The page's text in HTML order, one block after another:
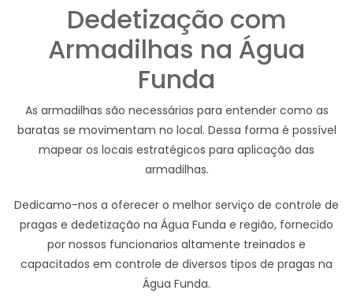
Dedetização com
Armadilhas na Água
Funda
As armadilhas são necessárias para entender como as
baratas se movimentam no local. Dessa forma é possível
mapear os locais estratégicos para aplicação das
armadilhas.
Dedicamo-nos a oferecer o melhor serviço de controle de
pragas e dedetização na Água Funda e região, fornecido
por nossos funcionarios altamente treinados e
capacitados em controle de diversos tipos de pragas na
Água Funda.